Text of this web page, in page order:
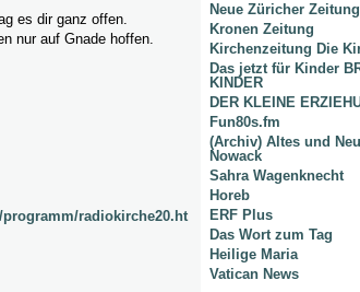
es dir ganz offen.
nur auf Gnade hoffen.
radiokirche20.ht
Neue Züricher Zeitung
Kronen Zeitung
Kirchenzeitung Die
Das jetzt für Kinder
KINDER
DER KLEINE
Fun80s.fm
(Archiv) Altes und
Nowack
Sahra Wagenknecht
Horeb
ERF Plus
Das Wort zum Tag
Heilige Maria
Vatican News